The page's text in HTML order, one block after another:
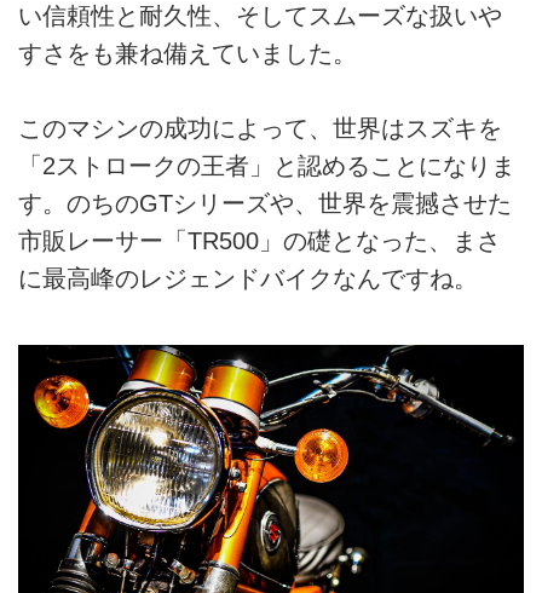
い信頼性と耐久性、そしてスムーズな扱いや
すさをも兼ね備えていました。
このマシンの成功によって、世界はスズキを
「2ストロークの王者」と認めることになりま
す。のちのGTシリーズや、世界を震撼させた
市販レーサー「TR500」の礎となった、まさ
に最高峰のレジェンドバイクなんですね。